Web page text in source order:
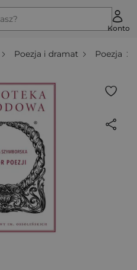
Konto
Poezja i dramat Poezja